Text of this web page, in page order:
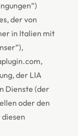
der von
in Italien mit
der LIA
Dienste (der
oder den